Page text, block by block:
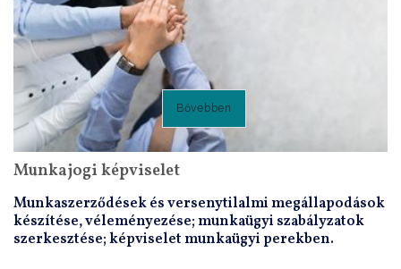
Bővebben
Munkajogi képviselet
Munkaszerződések és versenytilalmi megállapodások
készítése, véleményezése; munkaügyi szabályzatok
szerkesztése; képviselet munkaügyi perekben.